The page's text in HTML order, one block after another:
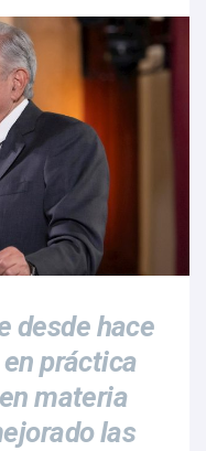
desde hace
práctica
materia
las